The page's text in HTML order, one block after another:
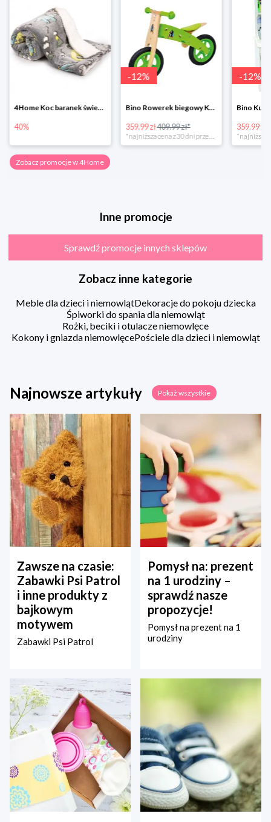
4Home Koc baranek świecący Dino
40%
-12%
Bino Rowerek biegowy Krecik
359.99 zł409.99 zł*
-12%
359.99 zł
Zobacz promocje w 4Home
Inne promocje
Sprawdź promocje innych sklepów
Zobacz inne kategorie
Meble dla dzieci i niemowlątDekoracje do pokoju dziecka
Śpiworki do spania dla niemowląt
Rożki, beciki i otulacze niemowlęce
Kokony i gniazda niemowlęcePościele dla dzieci i niemowląt
Najnowsze artykuły Pokaż wszystkie
Zawsze na czasie:
Zabawki Psi Patrol
i inne produkty z
bajkowym
motywem
Zabawki Psi Patrol
Pomysł na: prezent
na 1 urodziny –
sprawdź nasze
propozycje!
Pomysł na prezent na 1
urodziny